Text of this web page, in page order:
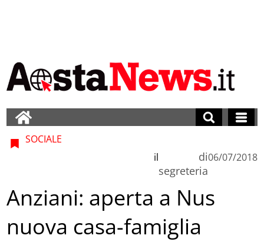
SOCIALE
di
segreteria
il 06/07/2018
Anziani: aperta a Nus
nuova casa-famiglia